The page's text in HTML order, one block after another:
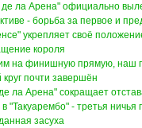
ла Арена" официально
- борьба за первое и
укрепляет своё
короля
на финишную прямую, наш
почти завершён
ла Арена" сокращает
"Такуарембо" - третья ничья
засуха